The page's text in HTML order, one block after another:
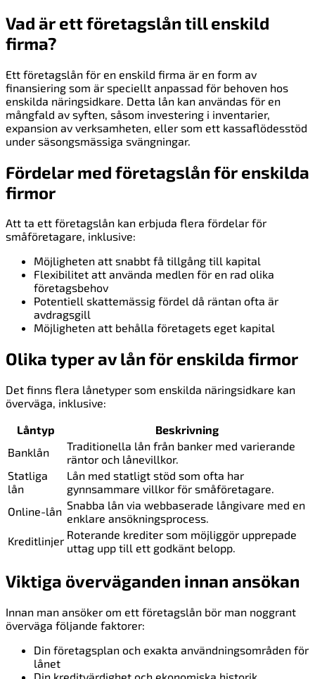
Vad är ett företagslån till enskild
firma?
Ett företagslån för en enskild firma är en form av
finansiering som är speciellt anpassad för behoven hos
enskilda näringsidkare. Detta lån kan användas för en
mångfald av syften, såsom investering i inventarier,
expansion av verksamheten, eller som ett kassaflödesstöd
under säsongsmässiga svängningar.
Fördelar med företagslån för enskilda
firmor
Att ta ett företagslån kan erbjuda flera fördelar för
småföretagare, inklusive:
Möjligheten att snabbt få tillgång till kapital
Flexibilitet att använda medlen för en rad olika
företagsbehov
Potentiell skattemässig fördel då räntan ofta är
avdragsgill
Möjligheten att behålla företagets eget kapital
Olika typer av lån för enskilda firmor
Det finns flera lånetyper som enskilda näringsidkare kan
överväga, inklusive:
Låntyp
Beskrivning
Banklån
Traditionella lån från banker med varierande
räntor och lånevillkor.
Statliga
lån
Lån med statligt stöd som ofta har
gynnsammare villkor för småföretagare.
Online-lån Snabba lån via webbaserade långivare med en
enklare ansökningsprocess.
Kreditlinjer Roterande krediter som möjliggör upprepade
uttag upp till ett godkänt belopp.
Viktiga överväganden innan ansökan
Innan man ansöker om ett företagslån bör man noggrant
överväga följande faktorer:
Din företagsplan och exakta användningsområden för
lånet